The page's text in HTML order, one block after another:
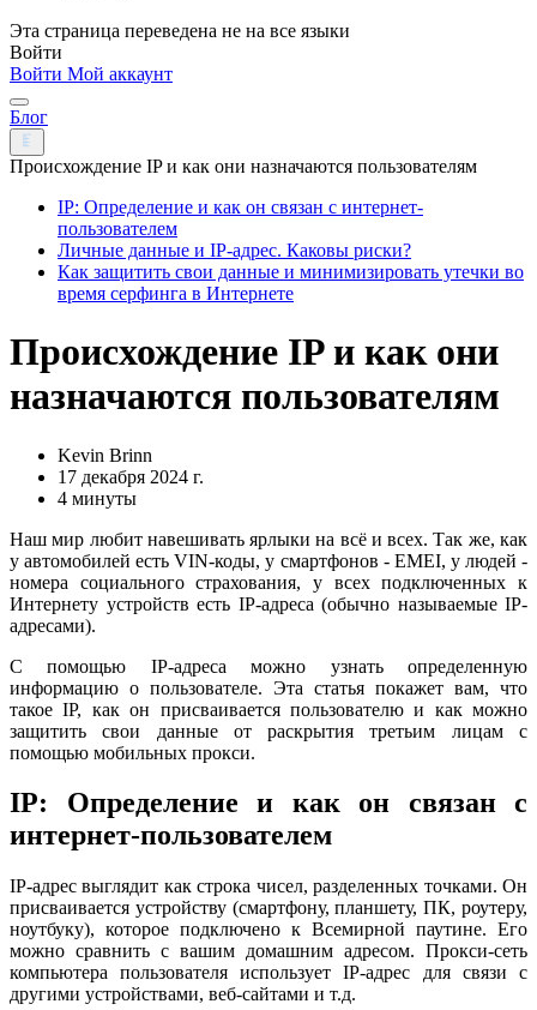
Эта страница переведена не на все языки
Войти
Войти Мой аккаунт
Блог
Происхождение IP и как они назначаются пользователям
IP: Определение и как он связан с интернет-
пользователем
Личные данные и IP-адрес. Каковы риски?
Как защитить свои данные и минимизировать утечки во
время серфинга в Интернете
Происхождение IP и как они
назначаются пользователям
Kevin Brinn
17 декабря 2024 г.
4 минуты
Наш мир любит навешивать ярлыки на всё и всех. Так же, как
у автомобилей есть VIN-коды, у смартфонов - EMEI, у людей -
номера социального страхования, у всех подключенных к
Интернету устройств есть IP-адреса (обычно называемые IP-
адресами).
С помощью IP-адреса можно узнать определенную
информацию о пользователе. Эта статья покажет вам, что
такое IP, как он присваивается пользователю и как можно
защитить свои данные от раскрытия третьим лицам с
помощью мобильных прокси.
IP: Определение и как он связан с
интернет-пользователем
IP-адрес выглядит как строка чисел, разделенных точками. Он
присваивается устройству (смартфону, планшету, ПК, роутеру,
ноутбуку), которое подключено к Всемирной паутине. Его
можно сравнить с вашим домашним адресом. Прокси-сеть
компьютера пользователя использует IP-адрес для связи с
другими устройствами, веб-сайтами и т.д.